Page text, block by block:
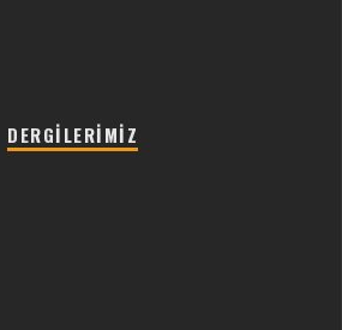
DERGILERIMIZ